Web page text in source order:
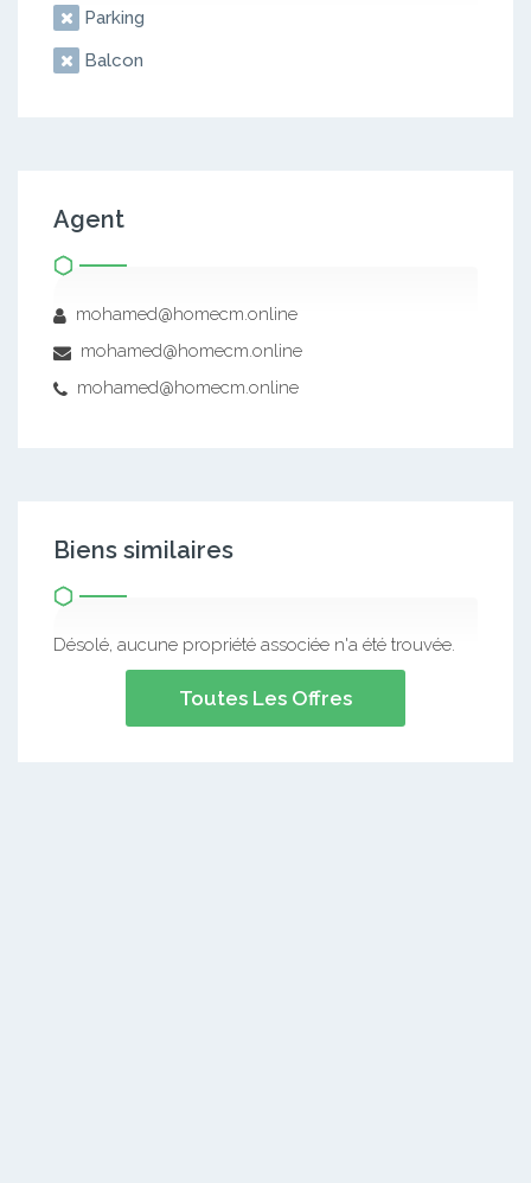
Parking
Balcon
Agent
mohamed@homecm.online
mohamed@homecm.online
mohamed@homecm.online
Biens similaires
Désolé, aucune propriété associée n'a été trouvée.
Toutes Les Offres